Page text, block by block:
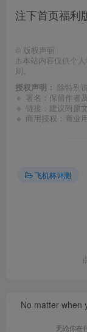
注下首页福利
© 版权声明
⚠️本站内容仅供个
则。
授权声明： 除特别
🔹 署名：保留作者及
🔹 链接：建议附原
🔹 商用授权：商业
飞机杯评测
No matter when
无论你在